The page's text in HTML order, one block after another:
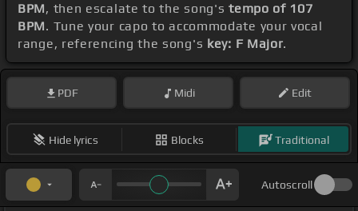
BPM, then escalate to the song'stempo of 107
BPM. Tune your capo to accommodate your vocal
range, referencing the song's key: F Major.
PDF Midi Edit
Hide lyrics Blocks Traditional
Autoscroll